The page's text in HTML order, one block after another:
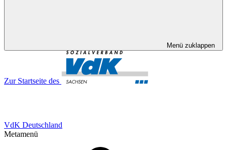
Menü zuklappen
Zur Startseite des
VdK Deutschland
Metamenü